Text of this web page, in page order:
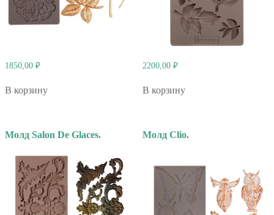
1850,00 ₽
В корзину
2200,00 ₽
В корзину
Молд Salon De Glaces. Молд Clio.